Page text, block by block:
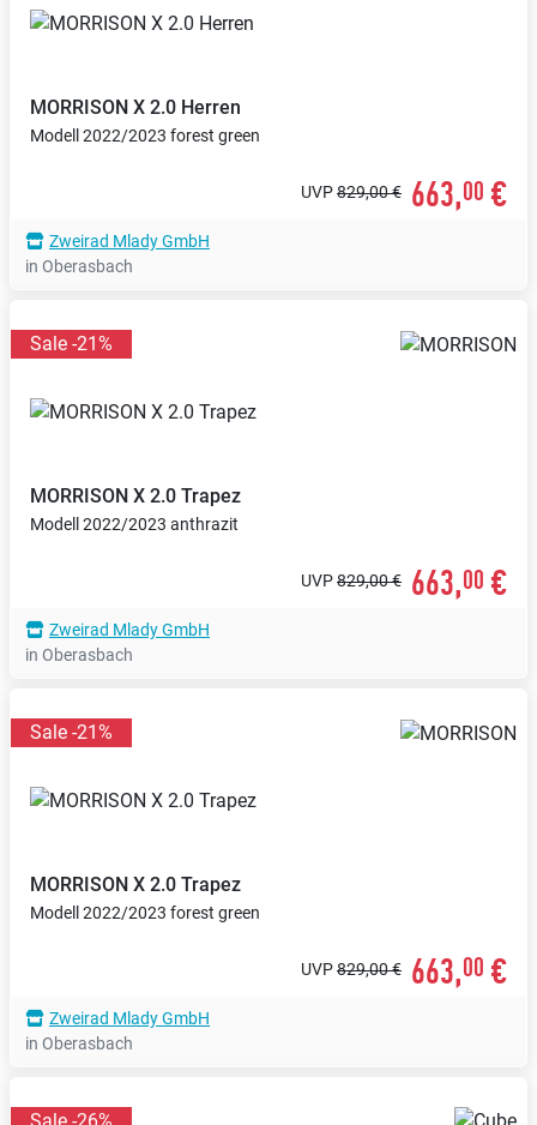
MORRISON X 2.0 Herren
Modell 2022/2023 forest green
UVP829,00 € 663,00 €
Zweirad Mlady GmbH
in Oberasbach
Sale -21%
MORRISON X 2.0 Trapez
Modell 2022/2023 anthrazit
UVP829,00 € 663,00 €
Zweirad Mlady GmbH
in Oberasbach
Sale -21%
MORRISON X 2.0 Trapez
Modell 2022/2023 forest green
UVP829,00 € 663,00 €
Zweirad Mlady GmbH
in Oberasbach
Sale -26%